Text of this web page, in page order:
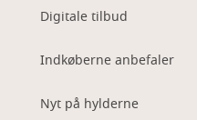
Digitale tilbud
Indkøberne anbefaler
Nyt på hylderne